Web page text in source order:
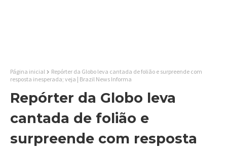
Página inicial
Repórter da Globo leva cantada de folião e surpreende com
resposta inesperada; veja | Brazil News Informa
Repórter da Globo leva
cantada de folião e
surpreende com resposta